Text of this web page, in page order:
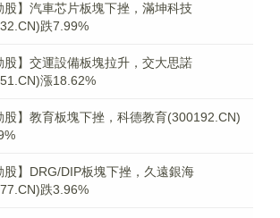
股】汽車芯片板塊下挫，滿坤科技
跌7.99%
股】交運設備板塊拉升，交大思諾
漲18.62%
股】教育板塊下挫，科德教育(300192.CN)
股】DRG/DIP板塊下挫，久遠銀海
跌3.96%